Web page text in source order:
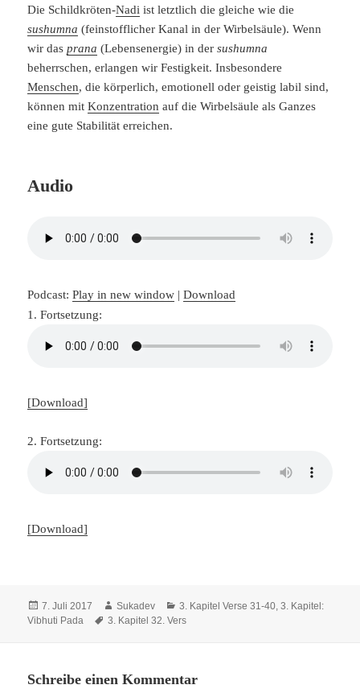
Die Schildkröten-Nadi ist letztlich die gleiche wie die
sushumna (feinstofflicher Kanal in der Wirbelsäule). Wenn
wir dasprana (Lebensenergie) in dersushumna
beherrschen, erlangen wir Festigkeit. Insbesondere
Menschen, die körperlich, emotionell oder geistig labil sind,
können mitKonzentration auf die Wirbelsäule als Ganzes
eine gute Stabilität erreichen.
Audio
Podcast:Play in new window |Download
1. Fortsetzung:
[Download]
2. Fortsetzung:
[Download]
Veröffentlicht
am
7. Juli 2017 Autor
Sukadev Kategorien
3. Kapitel Verse 31-40,3. Kapitel:
Vibhuti Pada
Schlagwörter
3. Kapitel 32. Vers
Schreibe einen Kommentar